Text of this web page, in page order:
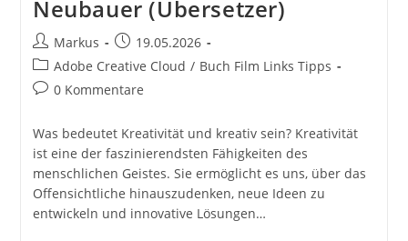
Neubauer (Übersetzer)
Beitrags-
Autor:
Markus
Beitrag
veröffentlicht:
19.05.2026
Beitrags-
Kategorie:
Adobe Creative Cloud / Buch Film Links Tipps
Beitrags-
0 Kommentare
Was bedeutet Kreativität und kreativ sein? Kreativität
ist eine der faszinierendsten Fähigkeiten des
menschlichen Geistes. Sie ermöglicht es uns, über das
Offensichtliche hinauszudenken, neue Ideen zu
entwickeln und innovative Lösungen…